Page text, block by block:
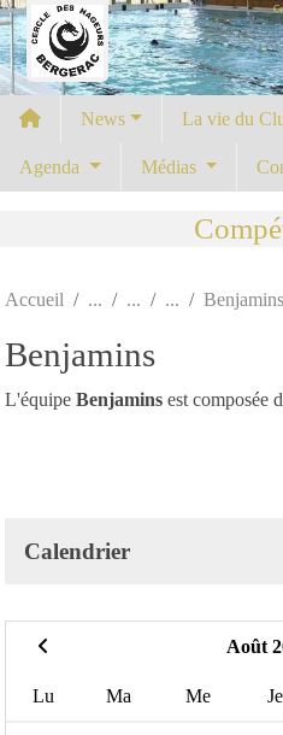
News La vie du
Agenda Médias
Accueil Benjamins
Benjamins
L'équipe Benjamins est composée
Calendrier
Août
Lu Ma Me Je
Panneau de gestion des cookies